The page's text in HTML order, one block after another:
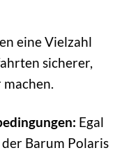
eine Vielzahl
sicherer,
Egal
der Barum Polaris